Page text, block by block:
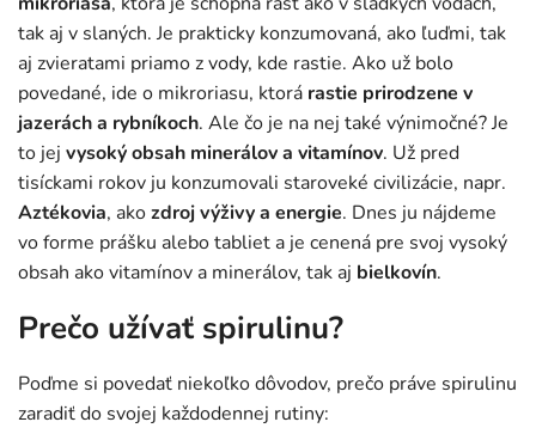
tak aj v slaných. Je prakticky konzumovaná, ako ľuďmi, tak
aj zvieratami priamo z vody, kde rastie. Ako už bolo
povedané, ide o mikroriasu, ktorá rastie prirodzene v
jazerách a rybníkoch. Ale čo je na nej také výnimočné? Je
to jej vysoký obsah minerálov a vitamínov. Už pred
tisíckami rokov ju konzumovali staroveké civilizácie, napr.
Aztékovia, akozdroj výživy a energie. Dnes ju nájdeme
vo forme prášku alebo tabliet a je cenená pre svoj vysoký
obsah ako vitamínov a minerálov, tak aj bielkovín.
Prečo užívať spirulinu?
Poďme si povedať niekoľko dôvodov, prečo práve spirulinu
zaradiť do svojej každodennej rutiny: